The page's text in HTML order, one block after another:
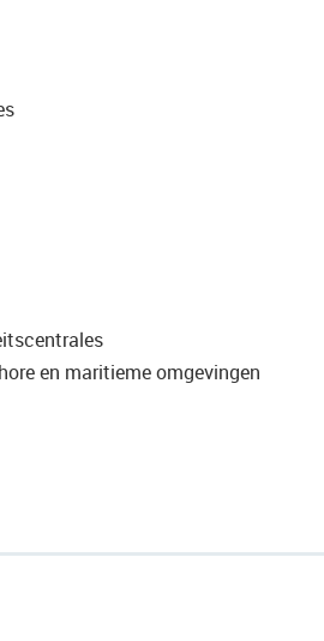
en maritieme omgevingen